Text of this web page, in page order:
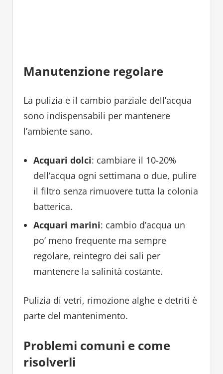
Manutenzione regolare
La pulizia e il cambio parziale dell’acqua
sono indispensabili per mantenere
l’ambiente sano.
Acquari dolci: cambiare il 10-20%
dell’acqua ogni settimana o due, pulire
il filtro senza rimuovere tutta la colonia
batterica.
Acquari marini: cambio d’acqua un
po’ meno frequente ma sempre
regolare, reintegro dei sali per
mantenere la salinità costante.
Pulizia di vetri, rimozione alghe e detriti è
parte del mantenimento.
Problemi comuni e come
risolverli